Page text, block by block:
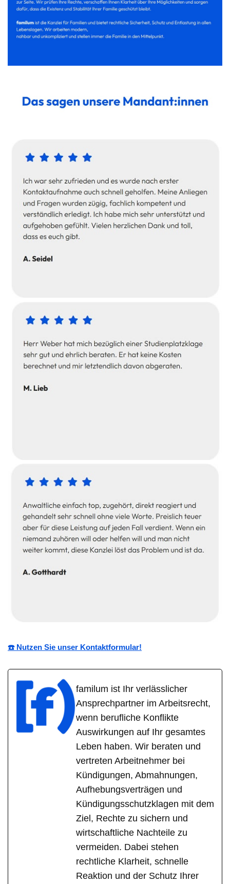
☎️ Nutzen Sie unser Kontaktformular!
familum ist Ihr verlässlicher
Ansprechpartner im Arbeitsrecht,
wenn berufliche Konflikte
Auswirkungen auf Ihr gesamtes
Leben haben. Wir beraten und
vertreten Arbeitnehmer bei
Kündigungen, Abmahnungen,
Aufhebungsverträgen und
Kündigungsschutzklagen mit dem
Ziel, Rechte zu sichern und
wirtschaftliche Nachteile zu
vermeiden. Dabei stehen
rechtliche Klarheit, schnelle
Reaktion und der Schutz Ihrer